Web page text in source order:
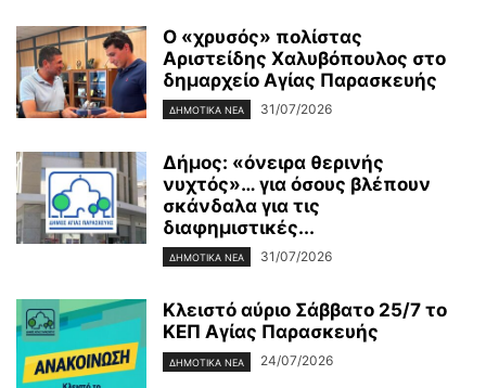
Ο «χρυσός» πολίστας
Αριστείδης Χαλυβόπουλος στο
δημαρχείο Αγίας Παρασκευής
ΔΗΜΟΤΙΚΑ ΝΕΑ 31/07/2026
Δήμος: «όνειρα θερινής
νυχτός»… για όσους βλέπουν
σκάνδαλα για τις
διαφημιστικές...
ΔΗΜΟΤΙΚΑ ΝΕΑ 31/07/2026
Κλειστό αύριο Σάββατο 25/7 το
ΚΕΠ Αγίας Παρασκευής
ΔΗΜΟΤΙΚΑ ΝΕΑ 24/07/2026